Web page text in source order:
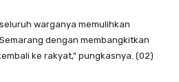
warganya memulihkan
dengan membangkitkan
ke rakyat,” pungkasnya. (02)